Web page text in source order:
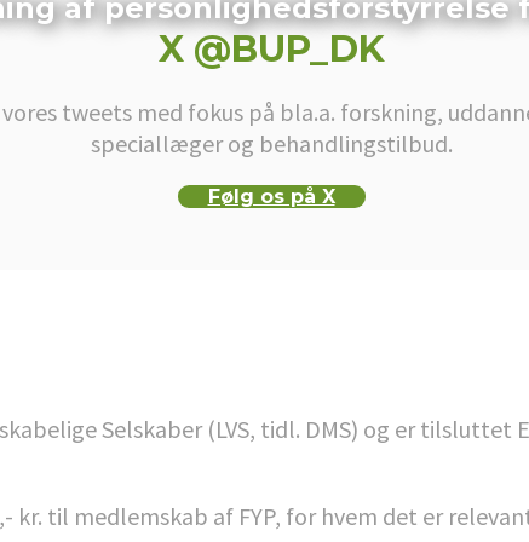
af personlighedsforstyrrelse
X @BUP_DK
tweets med fokus på bla.a. forskning,
speciallæger og behandlingstilbud.
Følg os på X
Selskaber (LVS, tidl. DMS) og er tilsluttet
kr. til medlemskab af FYP, for hvem det er